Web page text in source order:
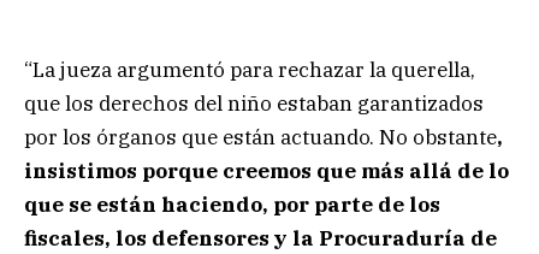
“La jueza argumentó para rechazar la querella,
que los derechos del niño estaban garantizados
por los órganos que están actuando. No obstante,
insistimos porque creemos que más allá de lo
que se están haciendo, por parte de los
fiscales, los defensores y la Procuraduría de